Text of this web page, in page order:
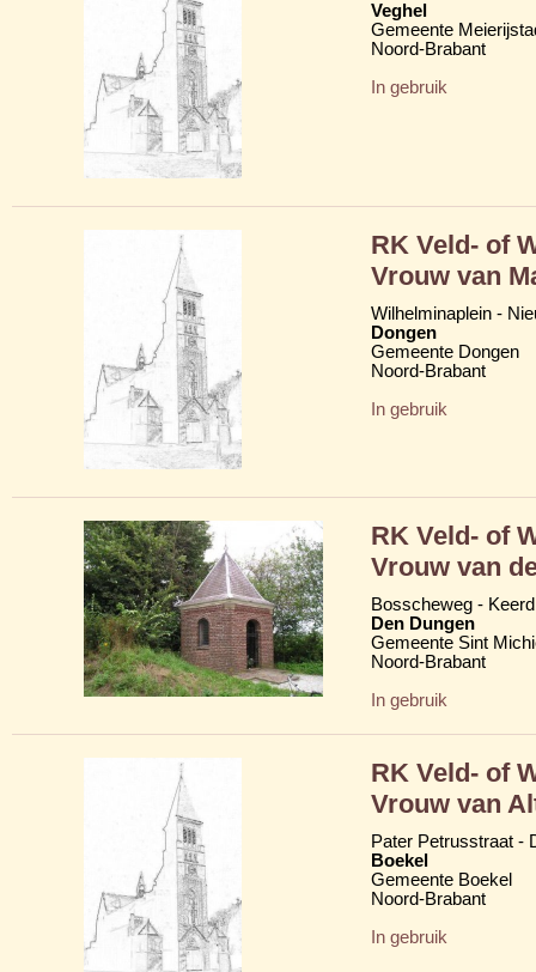
Veghel
Gemeente
Noord-Brabant
In gebruik
RK Veld- of
Vrouw van
Wilhelminaplein -
Dongen
Gemeente Dongen
Noord-Brabant
In gebruik
RK Veld- of
Vrouw van
Bosscheweg -
Den Dungen
Gemeente Sint
Noord-Brabant
In gebruik
RK Veld- of
Vrouw van
Pater Petrusstraat -
Boekel
Gemeente Boekel
Noord-Brabant
In gebruik